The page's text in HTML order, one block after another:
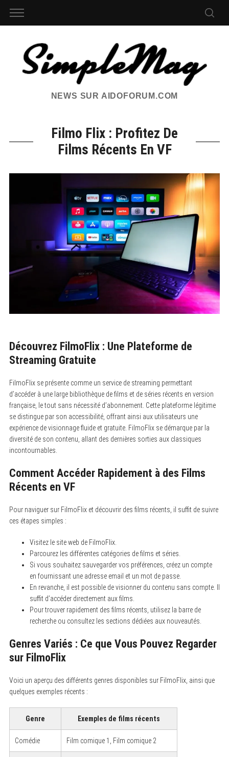
NEWS SUR AIDOFORUM.COM
Filmo Flix : Profitez De
Films Récents En VF
Découvrez FilmoFlix : Une Plateforme de
Streaming Gratuite
FilmoFlix se présente comme un service de streaming permettant
d’accéder à une large bibliothèque de films et de séries récents en version
française, le tout sans nécessité d’abonnement. Cette plateforme légitime
se distingue par son accessibilité, offrant ainsi aux utilisateurs une
expérience de visionnage fluide et gratuite. FilmoFlix se démarque par la
diversité de son contenu, allant des dernières sorties aux classiques
incontournables.
Comment Accéder Rapidement à des Films
Récents en VF
Pour naviguer sur FilmoFlix et découvrir des films récents, il suffit de suivre
ces étapes simples :
Visitez le site web de FilmoFlix.
Parcourez les différentes catégories de films et séries.
Si vous souhaitez sauvegarder vos préférences, créez un compte
en fournissant une adresse email et un mot de passe.
En revanche, il est possible de visionner du contenu sans compte. Il
suffit d’accéder directement aux films.
Pour trouver rapidement des films récents, utilisez la barre de
recherche ou consultez les sections dédiées aux nouveautés.
Genres Variés : Ce que Vous Pouvez Regarder
sur FilmoFlix
Voici un aperçu des différents genres disponibles sur FilmoFlix, ainsi que
quelques exemples récents :
Genre Exemples de films récents
Comédie Film comique 1, Film comique 2